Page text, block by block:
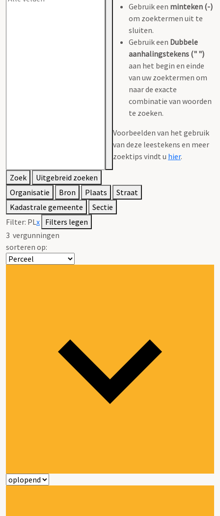
Gebruik een minteken (-)
om zoektermen uit te
sluiten.
Gebruik een Dubbele
aanhalingstekens (" ")
aan het begin en einde
van uw zoektermen om
naar de exacte
combinatie van woorden
te zoeken.
Voorbeelden van het gebruik
van deze leestekens en meer
zoektips vindt u hier.
Zoek
Uitgebreid zoeken
Organisatie
Bron Plaats
Straat
Kadastrale gemeente
Sectie
Filter: PLx Filters legen
3 vergunningen
sorteren op: